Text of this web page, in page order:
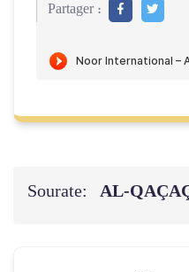
Partager :
Sourate: AL-